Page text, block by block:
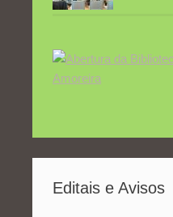
Editais e Avisos